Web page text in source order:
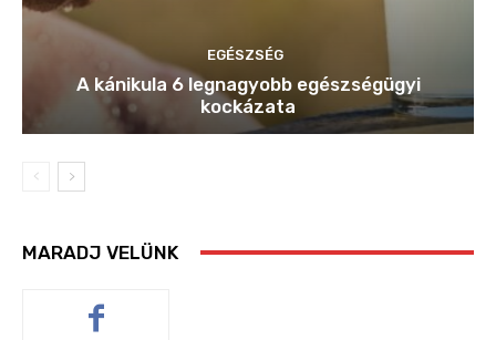
EGÉSZSÉG
A kánikula 6 legnagyobb egészségügyi
kockázata
MARADJ VELÜNK